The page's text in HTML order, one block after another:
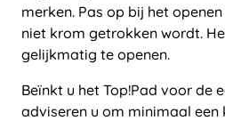
merken. Pas op bij het
niet krom getrokken wordt.
gelijkmatig te openen.
Beïnkt u het Top!Pad voor de
adviseren u om minimaal